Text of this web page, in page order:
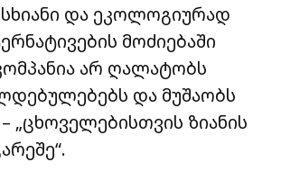
და ეკოლოგიურად
მოძიებაში
არ ღალატობს
და მუშაობს
„ცხოველებისთვის ზიანის